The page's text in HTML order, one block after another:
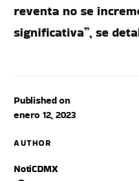
Published on
enero 12, 2023
AUTHOR
NotiCDMX
reventa no se
significativa”, se